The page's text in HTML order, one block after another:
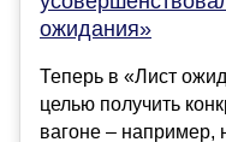
ожидания»
Теперь в «Лист
целью получить
вагоне – например,